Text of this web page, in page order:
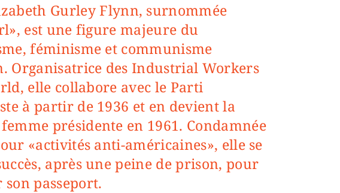
est une figure majeure du
féminisme et communisme
Organisatrice des Industrial Workers
elle collabore avec le Parti
à partir de 1936 et en devient la
présidente en 1961. Condamnée
«activités anti-américaines», elle se
après une peine de prison, pour
passeport.